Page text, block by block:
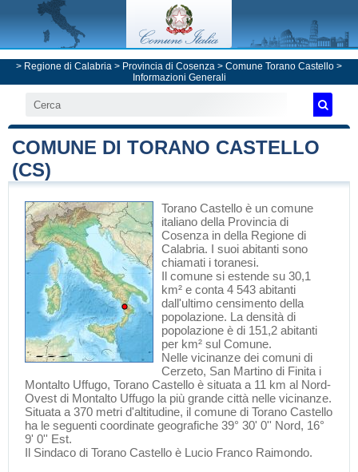
> Regione di Calabria > Provincia di Cosenza > Comune Torano Castello >
Informazioni Generali
COMUNE DI TORANO CASTELLO
(CS)
Torano Castello è un comune
italiano della Provincia di
Cosenza in della Regione di
Calabria. I suoi abitanti sono
chiamati i toranesi.
Il comune si estende su 30,1
km² e conta 4 543 abitanti
dall'ultimo censimento della
popolazione. La densità di
popolazione è di 151,2 abitanti
per km² sul Comune.
Nelle vicinanze dei comuni di
Cerzeto, San Martino di Finita i
Montalto Uffugo, Torano Castello è situata a 11 km al Nord-
Ovest di Montalto Uffugo la più grande città nelle vicinanze.
Situata a 370 metri d'altitudine, il comune di Torano Castello
ha le seguenti coordinate geografiche 39° 30' 0'' Nord, 16°
9' 0'' Est.
Il Sindaco di Torano Castello è Lucio Franco Raimondo.